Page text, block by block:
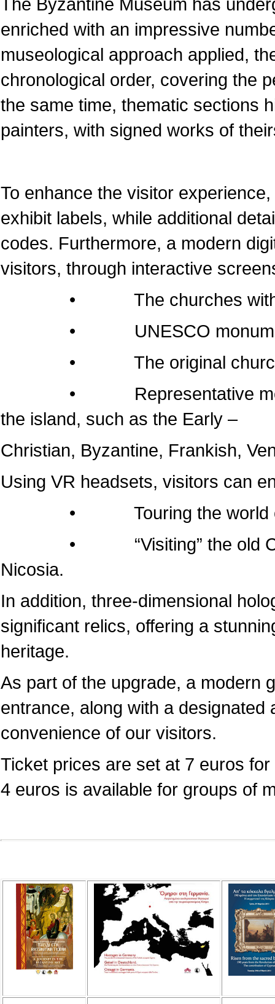
enriched with an impressive
museological approach applied,
chronological order, covering the
the same time, thematic sections
painters, with signed works of
To enhance the visitor
exhibit labels, while additional
codes. Furthermore, a modern
visitors, through interactive
• The churches within
• UNESCO
• The original churches
• Representative
the island, such as the Early –
Christian, Byzantine, Frankish,
Using VR headsets, visitors can
• Touring the world of
• “Visiting” the old
Nicosia.
In addition, three-dimensional
significant relics, offering a
heritage.
As part of the upgrade, a modern
entrance, along with a
convenience of our visitors.
Ticket prices are set at 7 euros
4 euros is available for groups of